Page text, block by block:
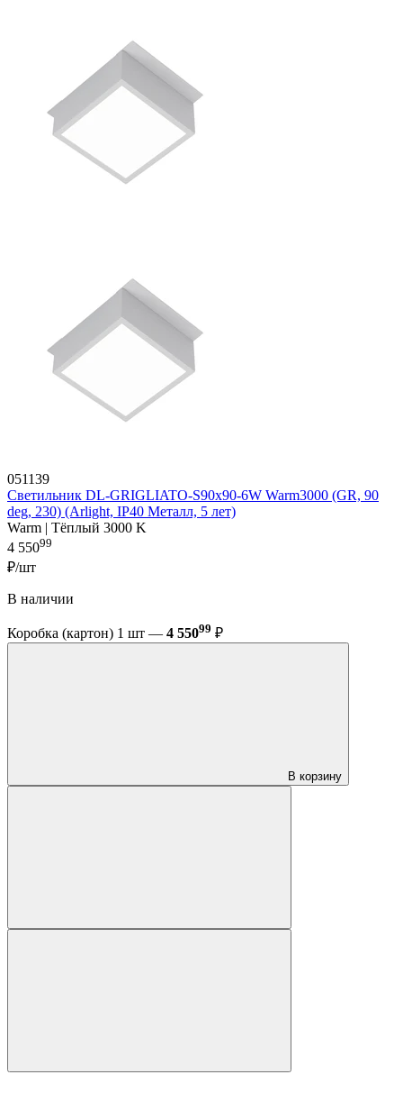
051139
Светильник DL-GRIGLIATO-S90x90-6W Warm3000 (GR, 90
deg, 230) (Arlight, IP40 Металл, 5 лет)
Warm | Тёплый 3000 K
4 55099
₽/шт
В наличии
Коробка (картон) 1 шт — 4 55099 ₽
В корзину